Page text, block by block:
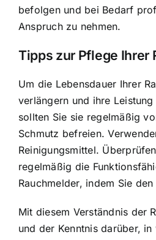
befolgen und bei Bedarf
Anspruch zu nehmen.
Tipps zur Pflege Ihrer
Um die Lebensdauer Ihrer
verlängern und ihre
sollten Sie sie regelmäßig
Schmutz befreien.
Reinigungsmittel.
regelmäßig die
Rauchmelder, indem Sie
Mit diesem Verständnis der
und der Kenntnis darüber, in